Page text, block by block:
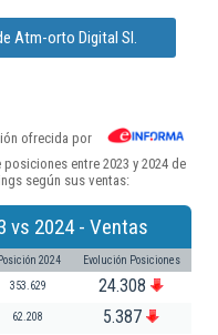
Atm-orto Digital Sl.
ofrecida por
entre 2023 y 2024 de
según sus ventas:
vs 2024 - Ventas
Posición 2024 Evolución Posiciones
353.629 24.308
62.208 5.387